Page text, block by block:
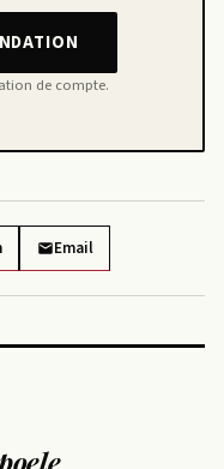
de compte.
Email